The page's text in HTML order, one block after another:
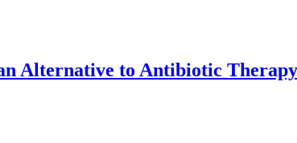
Alternative to Antibiotic